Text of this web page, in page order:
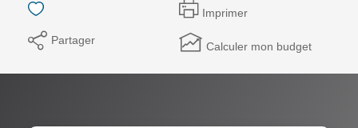
Imprimer
Partager Calculer mon budget